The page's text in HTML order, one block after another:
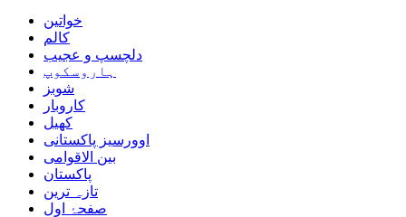
خواتین
کالم
دلچسپ و عجیب
ہاروسکوپ
شوبز
کاروبار
کھیل
اوورسیز پاکستانی
بین الاقوامی
پاکستان
تازہ ترین
صفحۂ اول